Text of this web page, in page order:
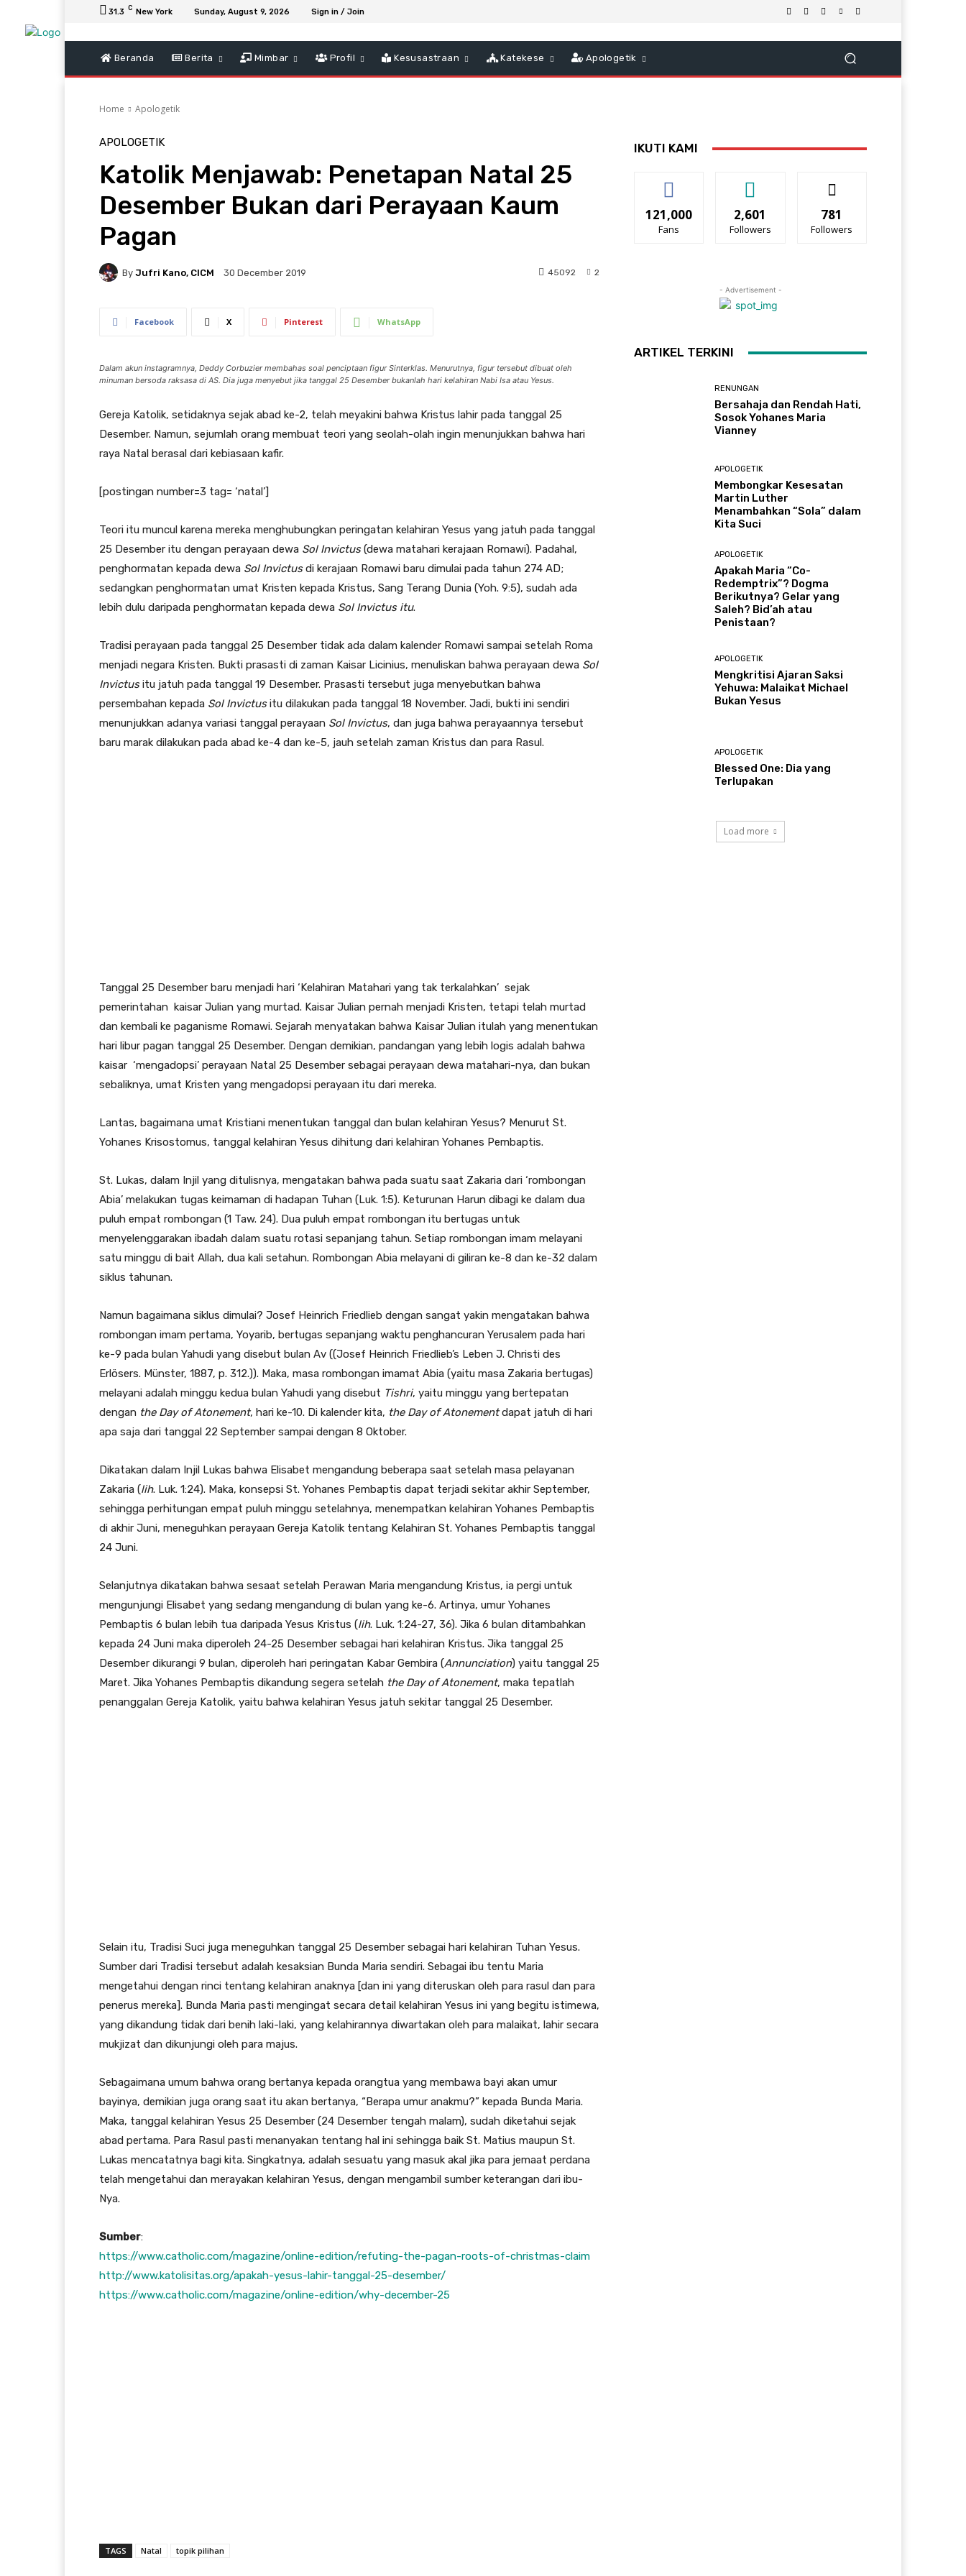
31.3 C New York Sunday, August 9, 2026 Sign in / Join
Beranda Berita Mimbar Profil Kesusastraan Katekese Apologetik
Home Apologetik
APOLOGETIK
Katolik Menjawab: Penetapan Natal 25
Desember Bukan dari Perayaan Kaum
Pagan
By Jufri Kano, CICM 30 December 2019 2
45092
Facebook X Pinterest WhatsApp
Dalam akun instagramnya, Deddy Corbuzier membahas soal penciptaan figur Sinterklas. Menurutnya, figur tersebut dibuat oleh
minuman bersoda raksasa di AS. Dia juga menyebut jika tanggal 25 Desember bukanlah hari kelahiran Nabi Isa atau Yesus.
Gereja Katolik, setidaknya sejak abad ke-2, telah meyakini bahwa Kristus lahir pada tanggal 25
Desember. Namun, sejumlah orang membuat teori yang seolah-olah ingin menunjukkan bahwa hari
raya Natal berasal dari kebiasaan kafir.
[postingan number=3 tag= ‘natal’]
Teori itu muncul karena mereka menghubungkan peringatan kelahiran Yesus yang jatuh pada tanggal
25 Desember itu dengan perayaan dewa Sol Invictus(dewa matahari kerajaan Romawi). Padahal,
penghormatan kepada dewa Sol Invictusdi kerajaan Romawi baru dimulai pada tahun 274 AD;
sedangkan penghormatan umat Kristen kepada Kristus, Sang Terang Dunia (Yoh. 9:5), sudah ada
lebih dulu daripada penghormatan kepada dewa Sol Invictus itu.
Tradisi perayaan pada tanggal 25 Desember tidak ada dalam kalender Romawi sampai setelah Roma
menjadi negara Kristen. Bukti prasasti di zaman Kaisar Licinius, menuliskan bahwa perayaan dewa Sol
Invictusitu jatuh pada tanggal 19 Desember. Prasasti tersebut juga menyebutkan bahwa
persembahan kepada Sol Invictusitu dilakukan pada tanggal 18 November. Jadi, bukti ini sendiri
menunjukkan adanya variasi tanggal perayaan Sol Invictus, dan juga bahwa perayaannya tersebut
baru marak dilakukan pada abad ke-4 dan ke-5, jauh setelah zaman Kristus dan para Rasul.
Tanggal 25 Desember baru menjadi hari ‘Kelahiran Matahari yang tak terkalahkan’ sejak
pemerintahan kaisar Julian yang murtad. Kaisar Julian pernah menjadi Kristen, tetapi telah murtad
dan kembali ke paganisme Romawi. Sejarah menyatakan bahwa Kaisar Julian itulah yang menentukan
hari libur pagan tanggal 25 Desember. Dengan demikian, pandangan yang lebih logis adalah bahwa
kaisar ‘mengadopsi’ perayaan Natal 25 Desember sebagai perayaan dewa matahari-nya, dan bukan
sebaliknya, umat Kristen yang mengadopsi perayaan itu dari mereka.
Lantas, bagaimana umat Kristiani menentukan tanggal dan bulan kelahiran Yesus? Menurut St.
Yohanes Krisostomus, tanggal kelahiran Yesus dihitung dari kelahiran Yohanes Pembaptis.
St. Lukas, dalam Injil yang ditulisnya, mengatakan bahwa pada suatu saat Zakaria dari ‘rombongan
Abia’ melakukan tugas keimaman di hadapan Tuhan (Luk. 1:5). Keturunan Harun dibagi ke dalam dua
puluh empat rombongan (1 Taw. 24). Dua puluh empat rombongan itu bertugas untuk
menyelenggarakan ibadah dalam suatu rotasi sepanjang tahun. Setiap rombongan imam melayani
satu minggu di bait Allah, dua kali setahun. Rombongan Abia melayani di giliran ke-8 dan ke-32 dalam
siklus tahunan.
Namun bagaimana siklus dimulai? Josef Heinrich Friedlieb dengan sangat yakin mengatakan bahwa
rombongan imam pertama, Yoyarib, bertugas sepanjang waktu penghancuran Yerusalem pada hari
ke-9 pada bulan Yahudi yang disebut bulan Av ((Josef Heinrich Friedlieb’s Leben J. Christi des
Erlösers. Münster, 1887, p. 312.)). Maka, masa rombongan imamat Abia (yaitu masa Zakaria bertugas)
melayani adalah minggu kedua bulan Yahudi yang disebut Tishri, yaitu minggu yang bertepatan
dengan the Day of Atonement, hari ke-10. Di kalender kita, the Day of Atonementdapat jatuh di hari
apa saja dari tanggal 22 September sampai dengan 8 Oktober.
Dikatakan dalam Injil Lukas bahwa Elisabet mengandung beberapa saat setelah masa pelayanan
Zakaria (lih. Luk. 1:24). Maka, konsepsi St. Yohanes Pembaptis dapat terjadi sekitar akhir September,
sehingga perhitungan empat puluh minggu setelahnya, menempatkan kelahiran Yohanes Pembaptis
di akhir Juni, meneguhkan perayaan Gereja Katolik tentang Kelahiran St. Yohanes Pembaptis tanggal
24 Juni.
Selanjutnya dikatakan bahwa sesaat setelah Perawan Maria mengandung Kristus, ia pergi untuk
mengunjungi Elisabet yang sedang mengandung di bulan yang ke-6. Artinya, umur Yohanes
Pembaptis 6 bulan lebih tua daripada Yesus Kristus (lih. Luk. 1:24-27, 36). Jika 6 bulan ditambahkan
kepada 24 Juni maka diperoleh 24-25 Desember sebagai hari kelahiran Kristus. Jika tanggal 25
Desember dikurangi 9 bulan, diperoleh hari peringatan Kabar Gembira (Annunciation) yaitu tanggal 25
Maret. Jika Yohanes Pembaptis dikandung segera setelah the Day of Atonement, maka tepatlah
penanggalan Gereja Katolik, yaitu bahwa kelahiran Yesus jatuh sekitar tanggal 25 Desember.
Selain itu, Tradisi Suci juga meneguhkan tanggal 25 Desember sebagai hari kelahiran Tuhan Yesus.
Sumber dari Tradisi tersebut adalah kesaksian Bunda Maria sendiri. Sebagai ibu tentu Maria
mengetahui dengan rinci tentang kelahiran anaknya [dan ini yang diteruskan oleh para rasul dan para
penerus mereka]. Bunda Maria pasti mengingat secara detail kelahiran Yesus ini yang begitu istimewa,
yang dikandung tidak dari benih laki-laki, yang kelahirannya diwartakan oleh para malaikat, lahir secara
mukjizat dan dikunjungi oleh para majus.
Sebagaimana umum bahwa orang bertanya kepada orangtua yang membawa bayi akan umur
bayinya, demikian juga orang saat itu akan bertanya, “Berapa umur anakmu?” kepada Bunda Maria.
Maka, tanggal kelahiran Yesus 25 Desember (24 Desember tengah malam), sudah diketahui sejak
abad pertama. Para Rasul pasti menanyakan tentang hal ini sehingga baik St. Matius maupun St.
Lukas mencatatnya bagi kita. Singkatnya, adalah sesuatu yang masuk akal jika para jemaat perdana
telah mengetahui dan merayakan kelahiran Yesus, dengan mengambil sumber keterangan dari ibu-
Nya.
Sumber:
https://www.catholic.com/magazine/online-edition/refuting-the-pagan-roots-of-christmas-claim
http://www.katolisitas.org/apakah-yesus-lahir-tanggal-25-desember/
https://www.catholic.com/magazine/online-edition/why-december-25
TAGS Natal topik pilihan
IKUTI KAMI
121,000
Fans
2,601
Followers
781
Followers
- Advertisement -
ARTIKEL TERKINI
RENUNGAN
Bersahaja dan Rendah Hati,
Sosok Yohanes Maria
Vianney
APOLOGETIK
Membongkar Kesesatan
Martin Luther
Menambahkan “Sola” dalam
Kita Suci
APOLOGETIK
Apakah Maria “Co-
Redemptrix”? Dogma
Berikutnya? Gelar yang
Saleh? Bid’ah atau
Penistaan?
APOLOGETIK
Mengkritisi Ajaran Saksi
Yehuwa: Malaikat Michael
Bukan Yesus
APOLOGETIK
Blessed One: Dia yang
Terlupakan
Load more